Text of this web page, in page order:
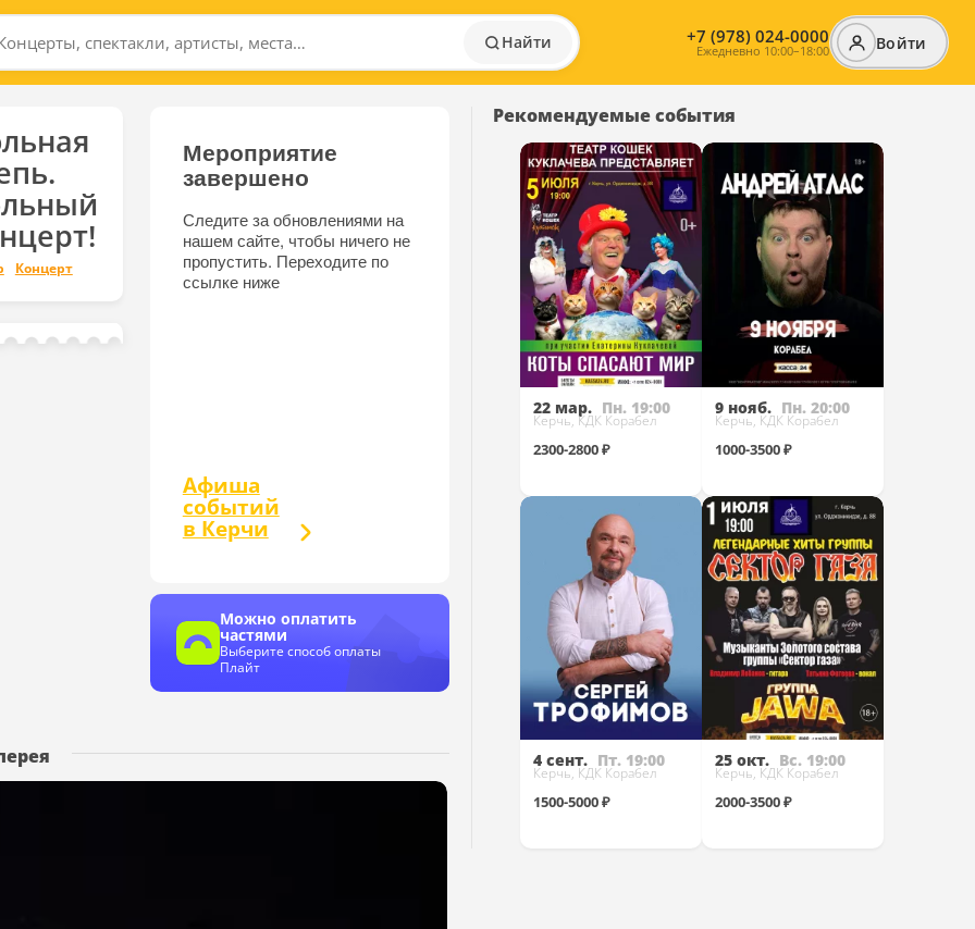
Найти +7 (978) 024-0000
Ежедневно 10:00–18:00 Войти
Концерт
Мероприятие
завершено
Следите за обновлениями на
нашем сайте, чтобы ничего не
пропустить. Переходите по
ссылке ниже
Афиша
событий
в Керчи
Можно оплатить
частями
Выберите способ оплаты
Плайт
Рекомендуемые события
22 мар. Пн. 19:00
Керчь, КДК Корабел
2300-2800 ₽
Купить
9 нояб. Пн. 20:00
Керчь, КДК Корабел
1000-3500 ₽
Купить
4 сент. Пт. 19:00
Керчь, КДК Корабел
1500-5000 ₽
25 окт. Вс. 19:00
Керчь, КДК Корабел
2000-3500 ₽